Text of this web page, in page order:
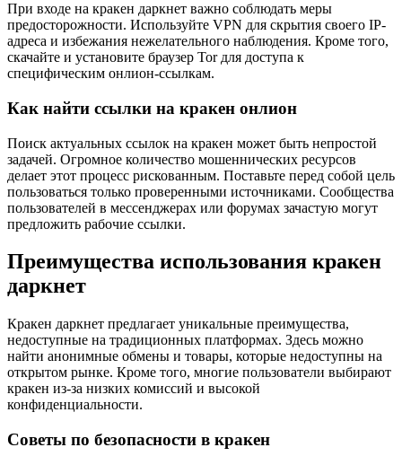
При входе на кракен даркнет важно соблюдать меры
предосторожности. Используйте VPN для скрытия своего IP-
адреса и избежания нежелательного наблюдения. Кроме того,
скачайте и установите браузер Tor для доступа к
специфическим онлион-ссылкам.
Как найти ссылки на кракен онлион
Поиск актуальных ссылок на кракен может быть непростой
задачей. Огромное количество мошеннических ресурсов
делает этот процесс рискованным. Поставьте перед собой цель
пользоваться только проверенными источниками. Сообщества
пользователей в мессенджерах или форумах зачастую могут
предложить рабочие ссылки.
Преимущества использования кракен
даркнет
Кракен даркнет предлагает уникальные преимущества,
недоступные на традиционных платформах. Здесь можно
найти анонимные обмены и товары, которые недоступны на
открытом рынке. Кроме того, многие пользователи выбирают
кракен из-за низких комиссий и высокой
конфиденциальности.
Советы по безопасности в кракен